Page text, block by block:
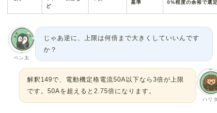
ど
基準
0%程度の余裕で選
ペン太
じゃあ逆に、上限は何倍まで大きくしていいんです
か？
ハリ
解釈149で、電動機定格電流50A以下なら3倍が上限
です。50Aを超えると2.75倍になります。